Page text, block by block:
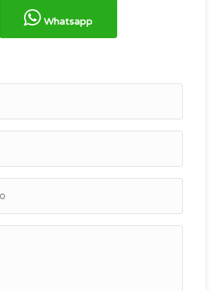
Whatsapp